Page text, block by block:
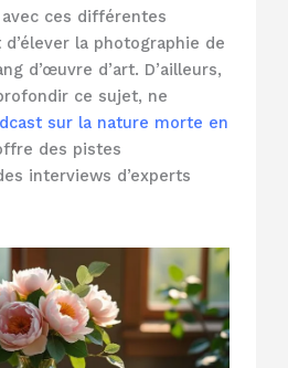
ces différentes
la photographie de
d’œuvre d’art. D’ailleurs,
ce sujet, ne
sur la nature morte en
des pistes
interviews d’experts